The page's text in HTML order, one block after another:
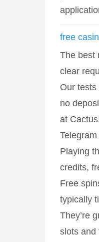
free
The best
clear
Our
no
at
Playing
credits,
Free
typically
They’re
slots and